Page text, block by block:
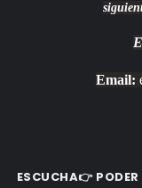
Email:
ESCUCHA👉